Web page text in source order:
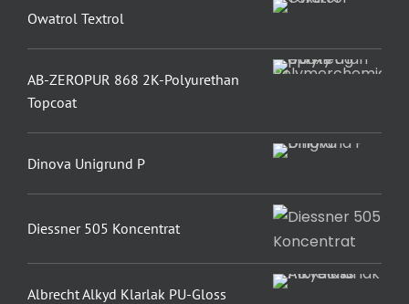
Owatrol Textrol
AB-ZEROPUR 868 2K-Polyurethan
Topcoat
Dinova Unigrund P
Diessner 505 Koncentrat
Albrecht Alkyd Klarlak PU-Gloss